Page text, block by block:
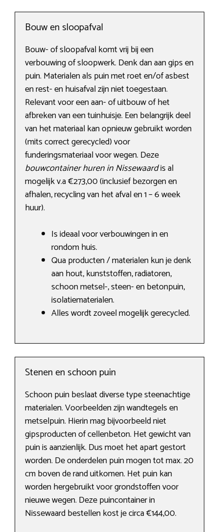
Bouw en sloopafval
Bouw- of sloopafval komt vrij bij een
verbouwing of sloopwerk. Denk dan aan gips en
puin. Materialen als puin met roet en/of asbest
en rest- en huisafval zijn niet toegestaan.
Relevant voor een aan- of uitbouw of het
afbreken van een tuinhuisje. Een belangrijk deel
van het materiaal kan opnieuw gebruikt worden
(mits correct gerecycled) voor
funderingsmateriaal voor wegen. Deze
bouwcontainer huren in Nissewaardis al
mogelijk v.a €273,00 (inclusief bezorgen en
afhalen, recycling van het afval en 1 – 6 week
huur).
Is ideaal voor verbouwingen in en
rondom huis.
Qua producten / materialen kun je denk
aan hout, kunststoffen, radiatoren,
schoon metsel-, steen- en betonpuin,
isolatiematerialen.
Alles wordt zoveel mogelijk gerecycled.
Stenen en schoon puin
Schoon puin beslaat diverse type steenachtige
materialen. Voorbeelden zijn wandtegels en
metselpuin. Hierin mag bijvoorbeeld niet
gipsproducten of cellenbeton. Het gewicht van
puin is aanzienlijk. Dus moet het apart gestort
worden. De onderdelen puin mogen tot max. 20
cm boven de rand uitkomen. Het puin kan
worden hergebruikt voor grondstoffen voor
nieuwe wegen. Deze puincontainer in
Nissewaard bestellen kost je circa €144,00.